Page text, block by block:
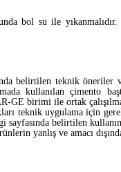
bol su ile
belirtilen teknik öneriler
kullanılan çimento
GE birimi ile ortak
teknik uygulama için
sayfasında belirtilen
yanlış ve amacı